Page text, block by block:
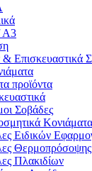
Α3
& Επισκευαστικά
προϊόντα
Σοβάδες
Κονιάματα
Ειδικών
Θερμοπρόσοψης
Πλακιδίων